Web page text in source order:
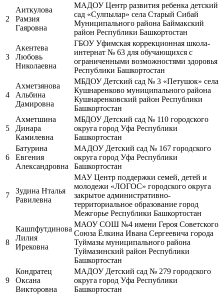
2
Аиткулова
Рамзия
Гаяровна
МАДОУ Центр развития ребенка детский
сад «Сулпылар» села Старый Сибай
Муниципального района Баймакский
район Республики Башкортостан
3
Акентева
Любовь
Николаевна
ГБОУ Уфимская коррекционная школа-
интернат № 63 для обучающихся с
ограниченными возможностями здоровья
Республики Башкортостан
4
Ахметзянова
Альбина
Дамировна
МБДОУ Детский сад № 3 «Петушок» села
Кушнаренково муниципального района
Кушнаренковский район Республики
Башкортостан
5
Ахметшина
Динара
Камилевна
МБДОУ Детский сад № 110 городского
округа город Уфа Республики
Башкортостан
6
Батурина
Евгения
Александровна
МАДОУ Детский сад № 167 городского
округа город Уфа Республики
Башкортостан
7
Зудина Нталья
Равилевна
МАУ Центр поддержки семей, детей и
молодежи «ЛОГОС» городского округа
закрытое административно-
территориальное образование город
Межгорье Республики Башкортостан
8
Кашпфутдинова
Лилия
Ирековна
МАОУ СОШ №4 имени Героя Советского
Союза Ёлкина Ивана Сергеевича города
Туймазы муниципального района
Туймазинский район Республики
Башкортостан
9
Кондратец
Оксана
Викторовна
МАДОУ Детский сад № 279 городского
округа город Уфа Республики
Башкортостан